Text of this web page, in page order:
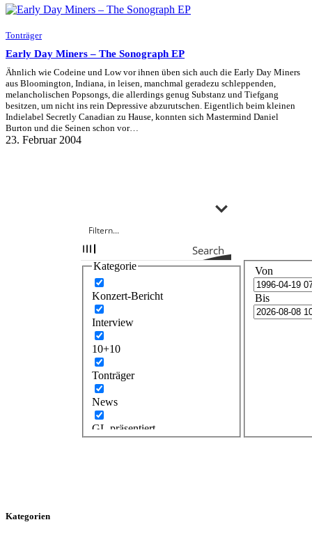
Tonträger
Early Day Miners – The Sonograph EP
Ähnlich wie Codeine und Low vor ihnen üben sich auch die Early Day Miners
aus Bloomington, Indiana, in leisen, manchmal geradezu schleppenden,
melancholischen Popsongs, die allerdings genug Substanz und Tiefgang
besitzen, um nicht ins rein Depressive abzurutschen. Eigentlich beim kleinen
Indielabel Secretly Canadian zu Hause, konnten sich Mastermind Daniel
Burton und die Seinen schon vor…
23. Februar 2004
Search
Kategorie
Konzert-Bericht
Interview
10+10
Tonträger
News
GL präsentiert
Von
Bis
Kategorien